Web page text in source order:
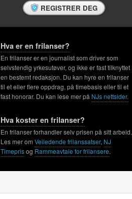
REGISTRER DEG
Hva er en frilanser?
En frilanser er en journalist som driver som
selvstendig yrkesutøver, og ikke er fast tilknyttet
en bestemt redaksjon. Du kan hyre en frilanser
til et eller flere oppdrag, på timebasis eller til et
fast honorar. Du kan lese mer på NJs nettsider.
Hva koster en frilanser?
En frilanser forhandler selv prisen på sitt arbeid.
Les mer om Veiledende frilanssatser, NJ
Timeprisog Rammeavtale for frilansere.